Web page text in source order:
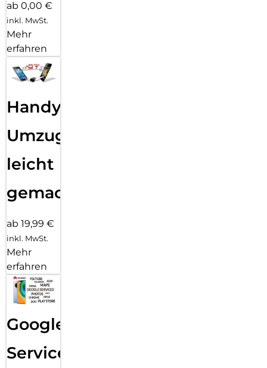
ab 0,00 €
inkl. MwSt.
Mehr
erfahren
Handy
Umzug
leicht
gemacht!
ab 19,99 €
inkl. MwSt.
Mehr
erfahren
Google
Services